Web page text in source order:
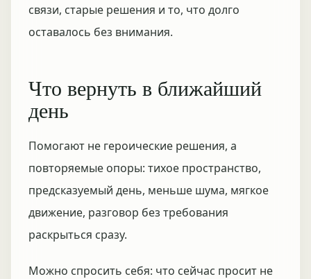
связи, старые решения и то, что долго
оставалось без внимания.
Что вернуть в ближайший
день
Помогают не героические решения, а
повторяемые опоры: тихое пространство,
предсказуемый день, меньше шума, мягкое
движение, разговор без требования
раскрыться сразу.
Можно спросить себя: что сейчас просит не